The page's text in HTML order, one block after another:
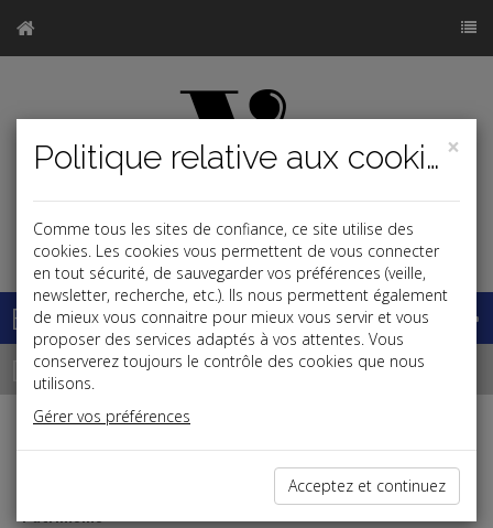
Base documentaire
Dépêches
Liste des dernières dépêches
×
Politique relative aux cookies
Comme tous les sites de confiance, ce site utilise des
cookies. Les cookies vous permettent de vous connecter
en tout sécurité, de sauvegarder vos préférences (veille,
newsletter, recherche, etc.). Ils nous permettent également
de mieux vous connaitre pour mieux vous servir et vous
proposer des services adaptés à vos attentes. Vous
conserverez toujours le contrôle des cookies que nous
utilisons.
Gérer vos préférences
Acceptez et continuez